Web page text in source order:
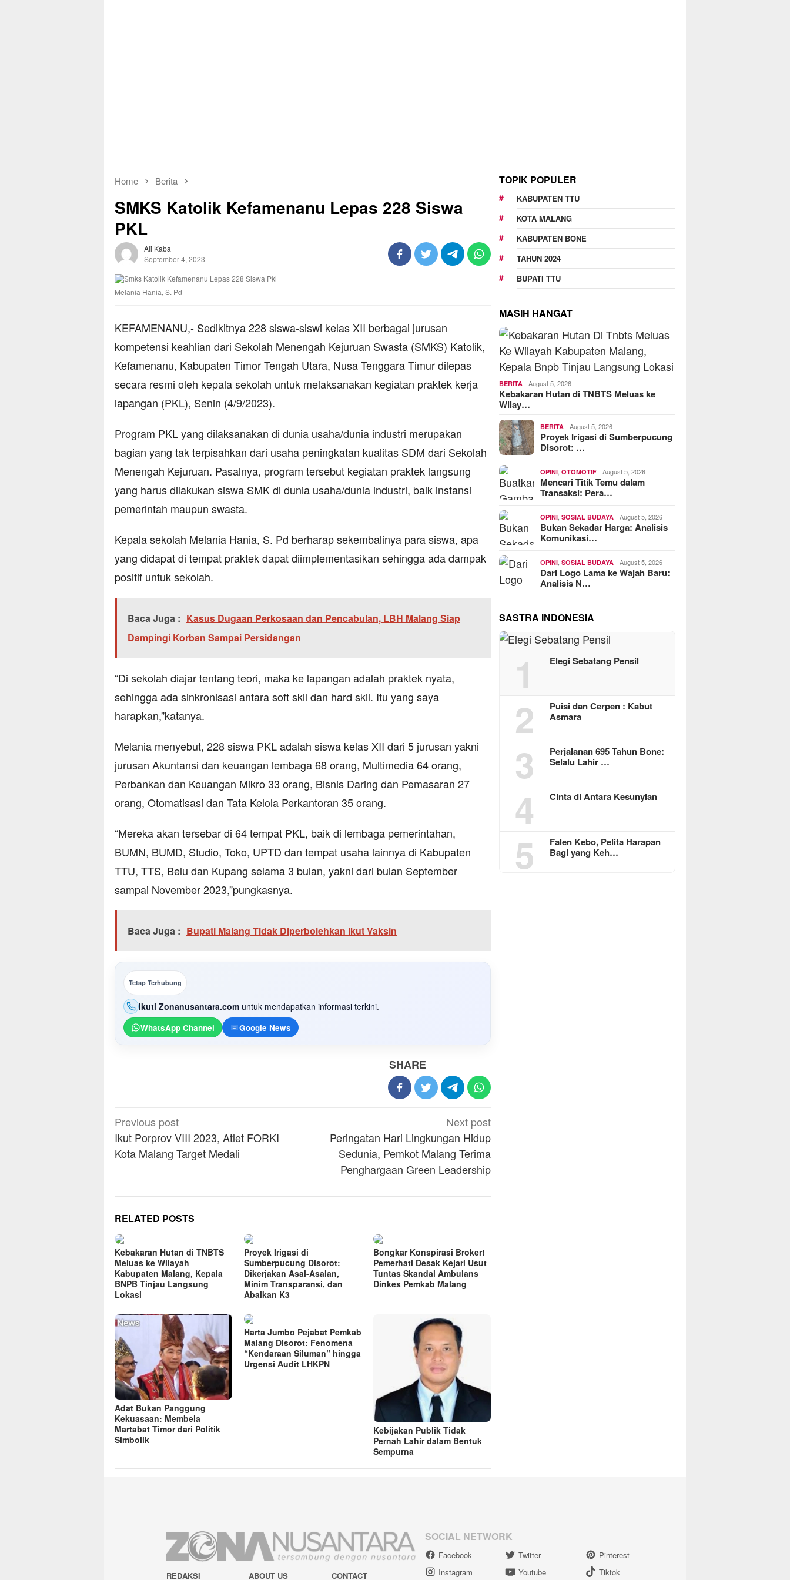
Home Berita
SMKS Katolik Kefamenanu Lepas 228 Siswa
PKL
Ali Kaba
September 4, 2023
Melania Hania, S. Pd
KEFAMENANU,- Sedikitnya 228 siswa-siswi kelas XII berbagai jurusan
kompetensi keahlian dari Sekolah Menengah Kejuruan Swasta (SMKS) Katolik,
Kefamenanu, Kabupaten Timor Tengah Utara, Nusa Tenggara Timur dilepas
secara resmi oleh kepala sekolah untuk melaksanakan kegiatan praktek kerja
lapangan (PKL), Senin (4/9/2023).
Program PKL yang dilaksanakan di dunia usaha/dunia industri merupakan
bagian yang tak terpisahkan dari usaha peningkatan kualitas SDM dari Sekolah
Menengah Kejuruan. Pasalnya, program tersebut kegiatan praktek langsung
yang harus dilakukan siswa SMK di dunia usaha/dunia industri, baik instansi
pemerintah maupun swasta.
Kepala sekolah Melania Hania, S. Pd berharap sekembalinya para siswa, apa
yang didapat di tempat praktek dapat diimplementasikan sehingga ada dampak
positif untuk sekolah.
Baca Juga : Kasus Dugaan Perkosaan dan Pencabulan, LBH Malang Siap
Dampingi Korban Sampai Persidangan
“Di sekolah diajar tentang teori, maka ke lapangan adalah praktek nyata,
sehingga ada sinkronisasi antara soft skil dan hard skil. Itu yang saya
harapkan,”katanya.
Melania menyebut, 228 siswa PKL adalah siswa kelas XII dari 5 jurusan yakni
jurusan Akuntansi dan keuangan lembaga 68 orang, Multimedia 64 orang,
Perbankan dan Keuangan Mikro 33 orang, Bisnis Daring dan Pemasaran 27
orang, Otomatisasi dan Tata Kelola Perkantoran 35 orang.
“Mereka akan tersebar di 64 tempat PKL, baik di lembaga pemerintahan,
BUMN, BUMD, Studio, Toko, UPTD dan tempat usaha lainnya di Kabupaten
TTU, TTS, Belu dan Kupang selama 3 bulan, yakni dari bulan September
sampai November 2023,”pungkasnya.
Baca Juga : Bupati Malang Tidak Diperbolehkan Ikut Vaksin
Tetap Terhubung
Ikuti Zonanusantara.com untuk mendapatkan informasi terkini.
WhatsApp Channel Google News
SHARE
Post
navigation
Previous post
Ikut Porprov VIII 2023, Atlet FORKI
Kota Malang Target Medali
Next post
Peringatan Hari Lingkungan Hidup
Sedunia, Pemkot Malang Terima
Penghargaan Green Leadership
RELATED POSTS
Kebakaran Hutan di TNBTS
Meluas ke Wilayah
Kabupaten Malang, Kepala
BNPB Tinjau Langsung
Lokasi
Proyek Irigasi di
Sumberpucung Disorot:
Dikerjakan Asal-Asalan,
Minim Transparansi, dan
Abaikan K3
Bongkar Konspirasi Broker!
Pemerhati Desak Kejari Usut
Tuntas Skandal Ambulans
Dinkes Pemkab Malang
Adat Bukan Panggung
Kekuasaan: Membela
Martabat Timor dari Politik
Simbolik
Harta Jumbo Pejabat Pemkab
Malang Disorot: Fenomena
“Kendaraan Siluman” hingga
Urgensi Audit LHKPN
Kebijakan Publik Tidak
Pernah Lahir dalam Bentuk
Sempurna
TOPIK POPULER
KABUPATEN TTU
KOTA MALANG
KABUPATEN BONE
TAHUN 2024
BUPATI TTU
MASIH HANGAT
BERITA August 5, 2026
Kebakaran Hutan di TNBTS Meluas ke
Wilay…
BERITA August 5, 2026
Proyek Irigasi di Sumberpucung
Disorot: …
OPINI ,OTOMOTIF August 5, 2026
Mencari Titik Temu dalam
Transaksi: Pera…
OPINI ,SOSIAL BUDAYA August 5, 2026
Bukan Sekadar Harga: Analisis
Komunikasi…
OPINI ,SOSIAL BUDAYA August 5, 2026
Dari Logo Lama ke Wajah Baru:
Analisis N…
SASTRA INDONESIA
1 Elegi Sebatang Pensil
2
Puisi dan Cerpen : Kabut
Asmara
3
Perjalanan 695 Tahun Bone:
Selalu Lahir …
4 Cinta di Antara Kesunyian
5
Falen Kebo, Pelita Harapan
Bagi yang Keh…
REDAKSI ABOUT US CONTACT
SOCIAL NETWORK
Facebook Twitter
Pinterest
Instagram
Youtube Tiktok